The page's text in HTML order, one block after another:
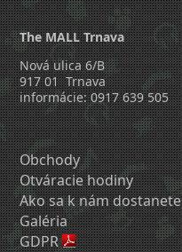
The MALL Trnava
Nová ulica 6/B
917 01 Trnava
informácie: 0917 639 505
Obchody
Otváracie hodiny
Ako sa k nám dostanete
Galéria
GDPR